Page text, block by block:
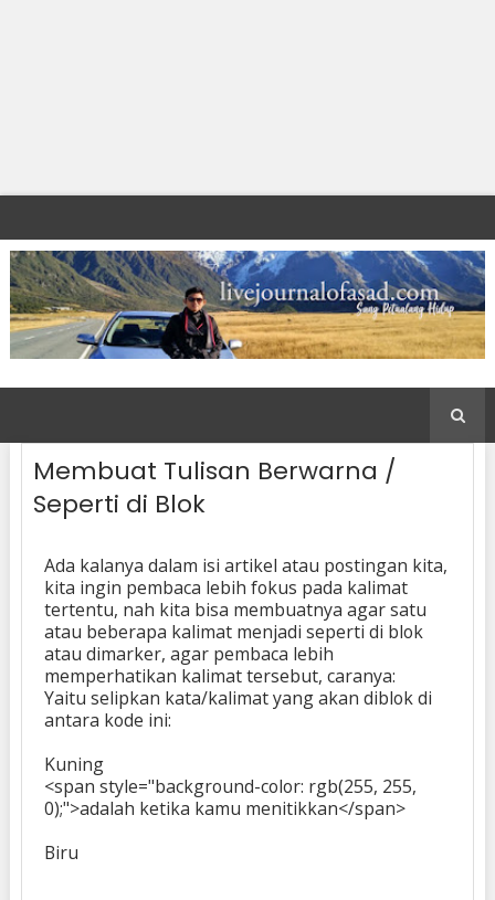
Membuat Tulisan Berwarna /
Seperti di Blok
Ada kalanya dalam isi artikel atau postingan kita,
kita ingin pembaca lebih fokus pada kalimat
tertentu, nah kita bisa membuatnya agar satu
atau beberapa kalimat menjadi seperti di blok
atau dimarker, agar pembaca lebih
memperhatikan kalimat tersebut, caranya:
Yaitu selipkan kata/kalimat yang akan diblok di
antara kode ini:
Kuning
<span style="background-color: rgb(255, 255,
0);">adalah ketika kamu menitikkan</span>
Biru